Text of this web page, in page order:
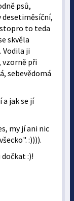
psů,
desetiměsíční,
to teda
skvěla
Vodila ji
vzorně při
sebevědomá
a jak se jí
my jí ani nic
:)))).
:)!